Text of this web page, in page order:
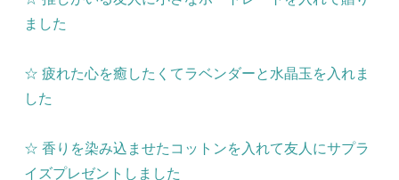
ました
☆ 疲れた心を癒したくてラベンダーと水晶玉を入れま
した
☆ 香りを染み込ませたコットンを入れて友人にサプラ
イズプレゼントしました